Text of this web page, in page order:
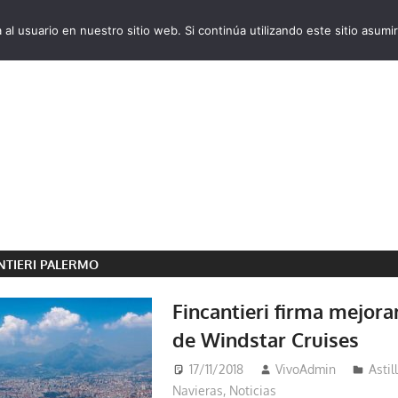
PALERMO
Fincantieri firma
de Windstar Cruises
17/11/2018 VivoAdmin
Navieras, Noticias
usuario en nuestro sitio web. Si continúa utilizando este sitio